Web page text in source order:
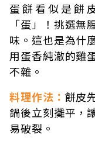
蛋餅看似是餅
「蛋」！挑選
味。這也是為什
用蛋香純澈的雞
不雜。
料理作法： 餅皮
鍋後立刻攤平，
易破裂。